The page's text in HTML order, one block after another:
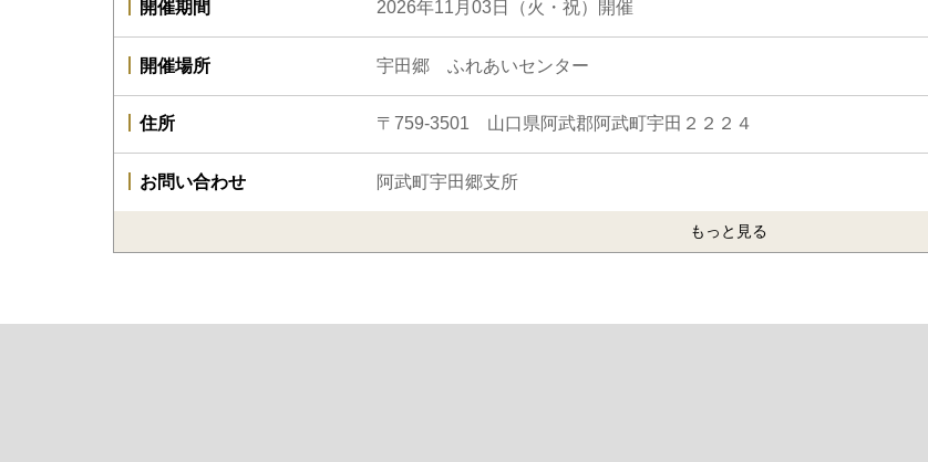
開催期間 2026年11月03日（火・祝）開催
開催場所 宇田郷 ふれあいセンター
住所 〒759-3501 山口県阿武郡阿武町宇田２２２４
お問い合わせ 阿武町宇田郷支所
もっと見る